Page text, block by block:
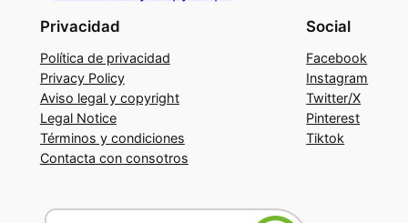
Privacidad
Política de privacidad
Privacy Policy
Aviso legal y copyright
Legal Notice
Términos y condiciones
Contacta con consotros
Social
Facebook
Instagram
Twitter/X
Pinterest
Tiktok